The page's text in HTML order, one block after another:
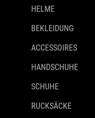
HELME
BEKLEIDUNG
ACCESSOIRES
HANDSCHUHE
SCHUHE
RUCKSÄCKE